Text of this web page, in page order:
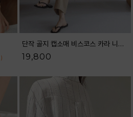
)
단작 골지 캡소매 비스코스 카라 니트_62KN2562
19,800